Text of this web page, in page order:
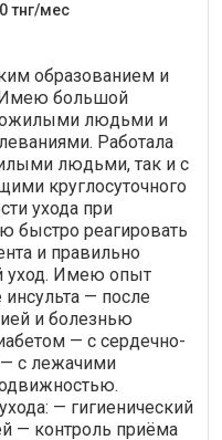
тнг/мес
образованием и
Имею большой
людьми и
Работала
людьми, так и с
круглосуточного
ухода при
быстро реагировать
и правильно
уход. Имею опыт
— после
и болезнью
— с сердечно-
с лежачими
— гигиенический
— контроль приёма